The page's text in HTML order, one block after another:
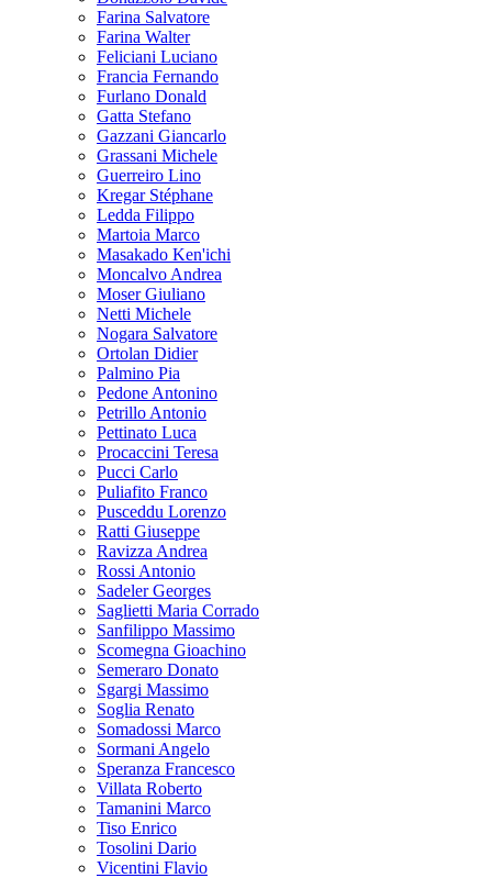
Farina Salvatore
Farina Walter
Feliciani Luciano
Francia Fernando
Furlano Donald
Gatta Stefano
Gazzani Giancarlo
Grassani Michele
Guerreiro Lino
Kregar Stéphane
Ledda Filippo
Martoia Marco
Masakado Ken'ichi
Moncalvo Andrea
Moser Giuliano
Netti Michele
Nogara Salvatore
Ortolan Didier
Palmino Pia
Pedone Antonino
Petrillo Antonio
Pettinato Luca
Procaccini Teresa
Pucci Carlo
Puliafito Franco
Pusceddu Lorenzo
Ratti Giuseppe
Ravizza Andrea
Rossi Antonio
Sadeler Georges
Saglietti Maria Corrado
Sanfilippo Massimo
Scomegna Gioachino
Semeraro Donato
Sgargi Massimo
Soglia Renato
Somadossi Marco
Sormani Angelo
Speranza Francesco
Villata Roberto
Tamanini Marco
Tiso Enrico
Tosolini Dario
Vicentini Flavio